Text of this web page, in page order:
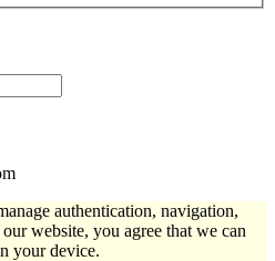
authentication, navigation,
website, you agree that we can
your device.